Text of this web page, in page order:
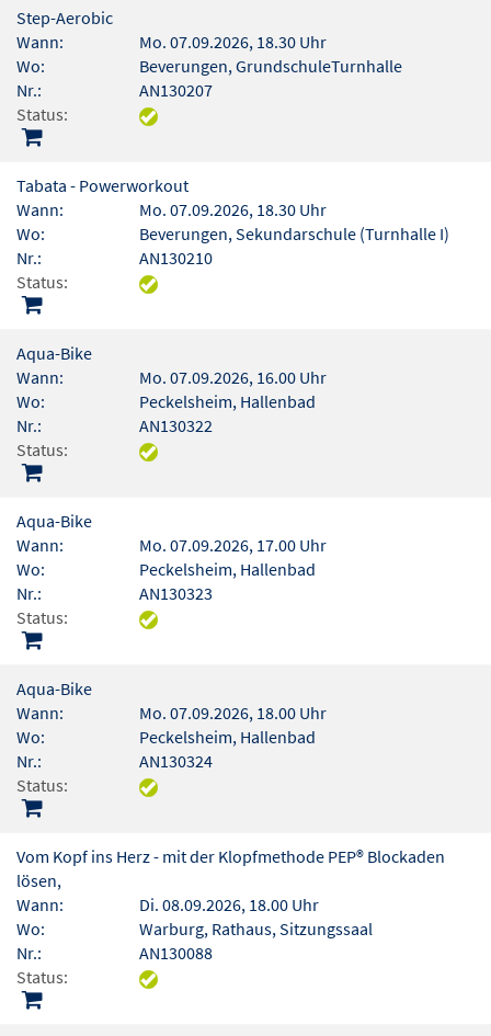
Step-Aerobic
Wann:
Mo. 07.09.2026, 18.30 Uhr
Wo:
Beverungen, GrundschuleTurnhalle
Nr.:
AN130207
Status:
Tabata - Powerworkout
Wann:
Mo. 07.09.2026, 18.30 Uhr
Wo:
Beverungen, Sekundarschule (Turnhalle I)
Nr.:
AN130210
Status:
Aqua-Bike
Wann:
Mo. 07.09.2026, 16.00 Uhr
Wo:
Peckelsheim, Hallenbad
Nr.:
AN130322
Status:
Aqua-Bike
Wann:
Mo. 07.09.2026, 17.00 Uhr
Wo:
Peckelsheim, Hallenbad
Nr.:
AN130323
Status:
Aqua-Bike
Wann:
Mo. 07.09.2026, 18.00 Uhr
Wo:
Peckelsheim, Hallenbad
Nr.:
AN130324
Status:
Vom Kopf ins Herz - mit der Klopfmethode PEP® Blockaden
lösen,
Wann:
Di. 08.09.2026, 18.00 Uhr
Wo:
Warburg, Rathaus, Sitzungssaal
Nr.:
AN130088
Status: